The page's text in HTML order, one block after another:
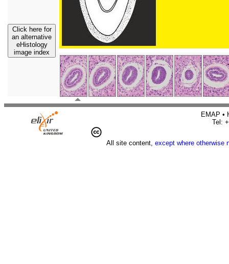
Click here for
an alternative
eHistology
image index
EMAP •
Tel:
All site content, except where otherwise